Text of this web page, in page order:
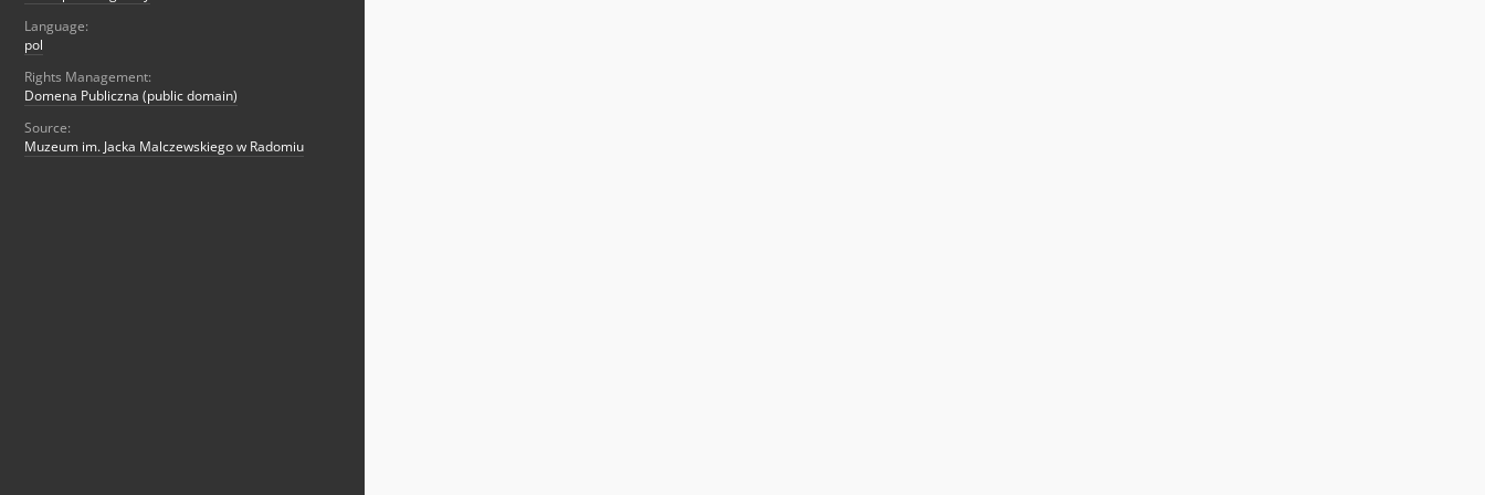
Language:
pol
Rights Management:
Domena Publiczna (public domain)
Source:
Muzeum im. Jacka Malczewskiego w Radomiu